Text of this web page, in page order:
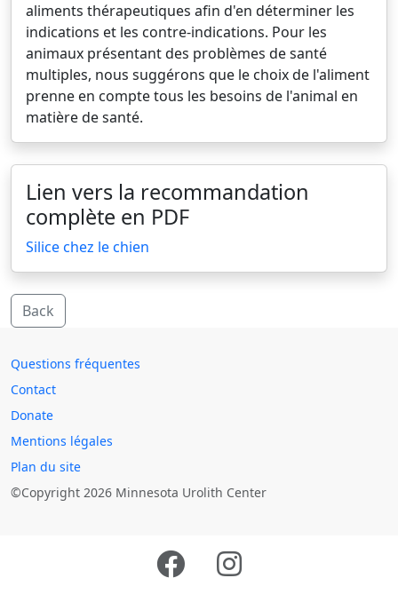
aliments thérapeutiques afin d'en déterminer les
indications et les contre-indications. Pour les
animaux présentant des problèmes de santé
multiples, nous suggérons que le choix de l'aliment
prenne en compte tous les besoins de l'animal en
matière de santé.
Lien vers la recommandation
complète en PDF
Silice chez le chien
Back
Questions fréquentes
Contact
Donate
Mentions légales
Plan du site
©Copyright 2026 Minnesota Urolith Center